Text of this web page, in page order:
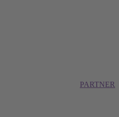
PARTNER